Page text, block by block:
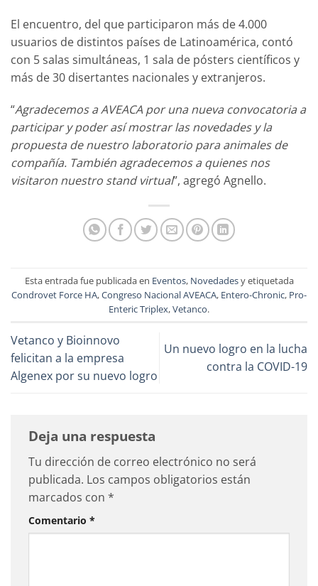
El encuentro, del que participaron más de 4.000
usuarios de distintos países de Latinoamérica, contó
con 5 salas simultáneas, 1 sala de pósters científicos y
más de 30 disertantes nacionales y extranjeros.
“Agradecemos a AVEACA por una nueva convocatoria a
participar y poder así mostrar las novedades y la
propuesta de nuestro laboratorio para animales de
compañía. También agradecemos a quienes nos
visitaron nuestro stand virtual”, agregó Agnello.
Esta entrada fue publicada en Eventos, Novedadesy etiquetada
Condrovet Force HA,Congreso Nacional AVEACA, Entero-Chronic, Pro-
Enteric Triplex,Vetanco.
Vetanco y Bioinnovo
felicitan a la empresa
Algenex por su nuevo logro
Un nuevo logro en la lucha
contra la COVID-19
Deja una respuesta
Tu dirección de correo electrónico no será
publicada. Los campos obligatorios están
marcados con *
Comentario *